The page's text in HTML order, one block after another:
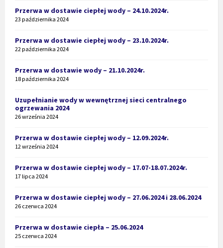
Przerwa w dostawie ciepłej wody – 24.10.2024r.
23 października 2024
Przerwa w dostawie ciepłej wody – 23.10.2024r.
22 października 2024
Przerwa w dostawie wody – 21.10.2024r.
18 października 2024
Uzupełnianie wody w wewnętrznej sieci centralnego
ogrzewania 2024
26 września 2024
Przerwa w dostawie ciepłej wody – 12.09.2024r.
12 września 2024
Przerwa w dostawie ciepłej wody – 17.07-18.07.2024r.
17 lipca 2024
Przerwa w dostawie ciepłej wody – 27.06.2024 i 28.06.2024
26 czerwca 2024
Przerwa w dostawie ciepła – 25.06.2024
25 czerwca 2024